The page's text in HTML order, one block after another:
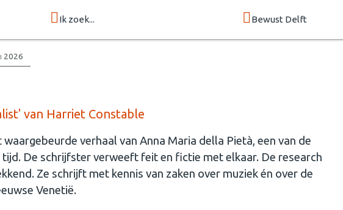
Ik zoek... Bewust Delft
2026
van Harriet Constable
verhaal van Anna Maria della Pietà, een van de
De schrijfster verweeft feit en fictie met elkaar. De research
Ze schrijft met kennis van zaken over muziek én over de
Venetië.